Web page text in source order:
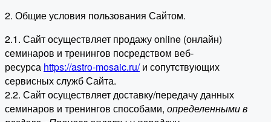
2. Общие условия пользования Сайтом.
2.1. Сайт осуществляет продажу online (онлайн)
семинаров и тренингов посредством веб-
ресурса https://astro-mosaic.ru/и сопутствующих
сервисных служб Сайта.
2.2. Сайт осуществляет доставку/передачу данных
семинаров и тренингов способами, определенными в